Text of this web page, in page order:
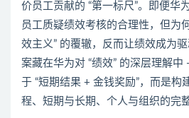
价员工贡献的 “第一标尺”。即便华
员工质疑绩效考核的合理性，但为
效主义” 的覆辙，反而让绩效成为
案藏在华为对 “绩效” 的深层理解
于 “短期结果 + 金钱奖励”，而是构
程、短期与长期、个人与组织的完